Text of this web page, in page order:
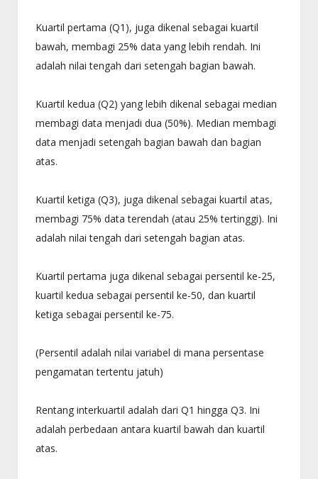
Kuartil pertama (Q1), juga dikenal sebagai kuartil
bawah, membagi 25% data yang lebih rendah. Ini
adalah nilai tengah dari setengah bagian bawah.
Kuartil kedua (Q2) yang lebih dikenal sebagai median
membagi data menjadi dua (50%). Median membagi
data menjadi setengah bagian bawah dan bagian
atas.
Kuartil ketiga (Q3), juga dikenal sebagai kuartil atas,
membagi 75% data terendah (atau 25% tertinggi). Ini
adalah nilai tengah dari setengah bagian atas.
Kuartil pertama juga dikenal sebagai persentil ke-25,
kuartil kedua sebagai persentil ke-50, dan kuartil
ketiga sebagai persentil ke-75.
(Persentil adalah nilai variabel di mana persentase
pengamatan tertentu jatuh)
Rentang interkuartil adalah dari Q1 hingga Q3. Ini
adalah perbedaan antara kuartil bawah dan kuartil
atas.